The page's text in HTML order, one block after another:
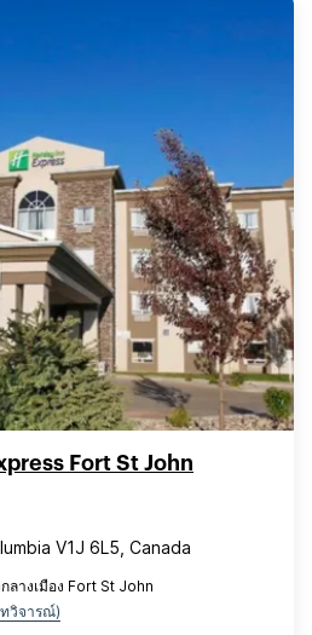
Fort St John
V1J 6L5, Canada
ลางเมือง Fort St John
วิจารณ์)